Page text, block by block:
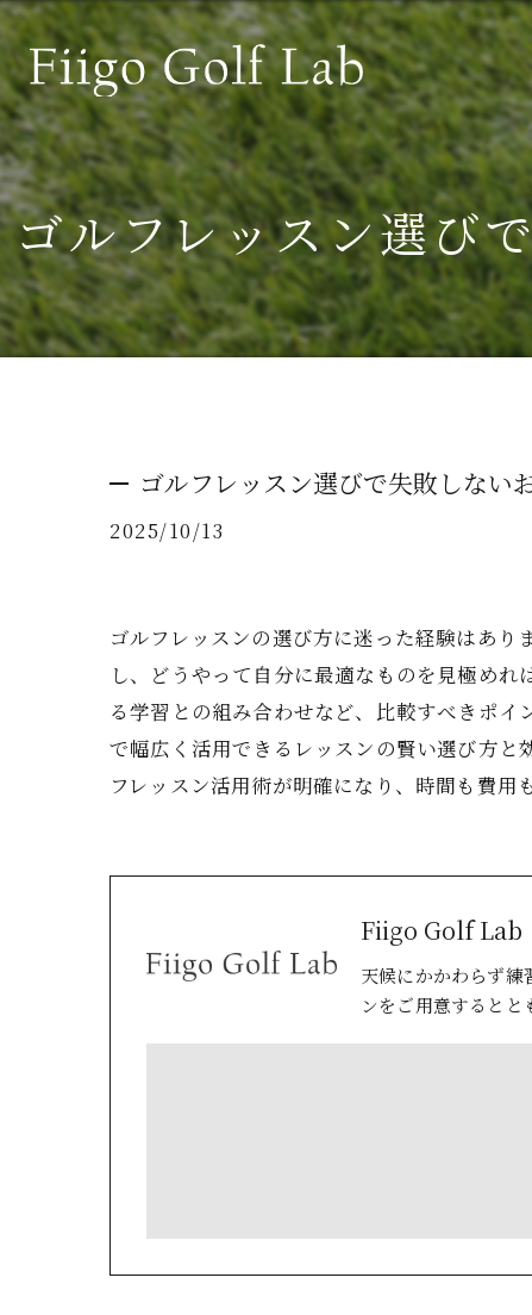
ゴルフレッスン選び
ゴルフレッスン選びで失敗しない
2025/10/13
ゴルフレッスンの選び方に迷った経験はあ
し、どうやって自分に最適なものを見極め
る学習との組み合わせなど、比較すべきポ
で幅広く活用できるレッスンの賢い選び方
フレッスン活用術が明確になり、時間も費用
Fiigo Golf Lab
天候にかかわらず練
ンをご用意するとと